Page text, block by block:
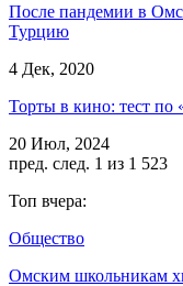
После пандемии в
Турцию
4 Дек, 2020
Торты в кино: тест по
20 Июл, 2024
пред. след. 1 из 1 523
Топ вчера:
Общество
Омским школьникам